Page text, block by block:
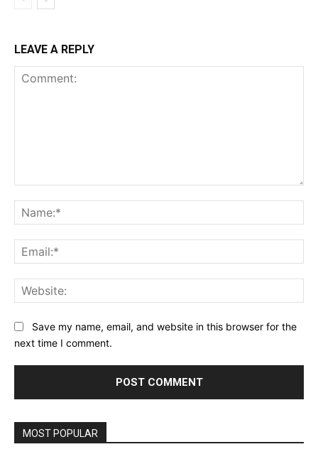
LEAVE A REPLY
Save my name, email, and website in this browser for the
next time I comment.
MOST POPULAR